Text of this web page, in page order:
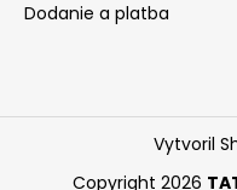
Dodanie a platba
Vytvoril
Copyright 2026